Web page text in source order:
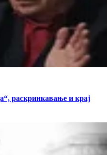
раскринкавање и крај